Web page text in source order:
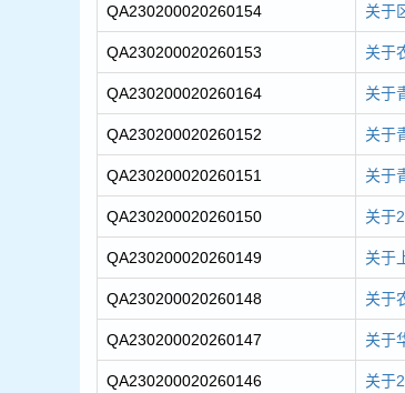
QA230200020260154 关于
QA230200020260153 关于
QA230200020260164 关于
QA230200020260152 关于
QA230200020260151 关于
QA230200020260150 关于
QA230200020260149 关于
QA230200020260148 关于
QA230200020260147 关于
QA230200020260146 关于